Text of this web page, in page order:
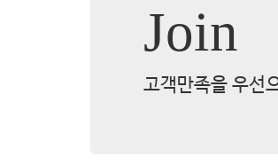
Join
고객만족을 우선